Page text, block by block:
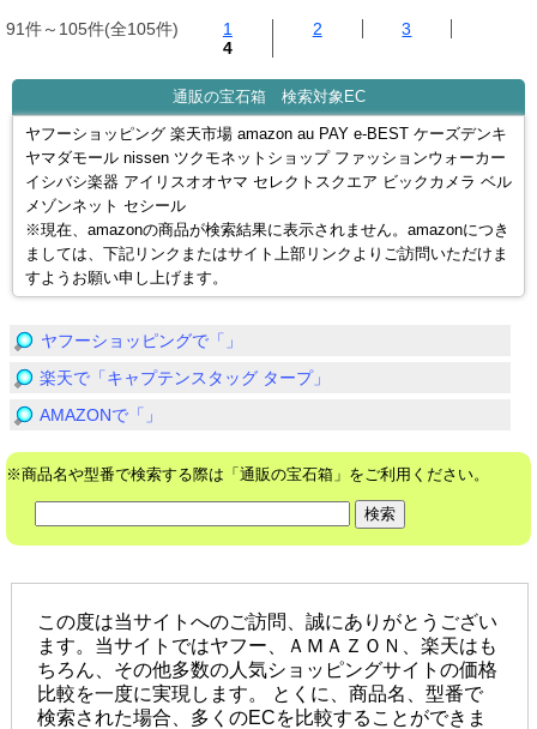
91件～105件(全105件) 1 2
3
4
通販の宝石箱 検索対象EC
ヤフーショッピング 楽天市場 amazon au PAY e-BEST ケーズデンキ
ヤマダモール nissen ツクモネットショップ ファッションウォーカー
イシバシ楽器 アイリスオオヤマ セレクトスクエア ビックカメラ ベル
メゾンネット セシール
※現在、amazonの商品が検索結果に表示されません。amazonにつき
ましては、下記リンクまたはサイト上部リンクよりご訪問いただけま
すようお願い申し上げます。
ヤフーショッピングで「」
楽天で「キャプテンスタッグ タープ」
AMAZONで「」
※商品名や型番で検索する際は「通販の宝石箱」をご利用ください。
この度は当サイトへのご訪問、誠にありがとうござい
ます。当サイトではヤフー、ＡＭＡＺＯＮ、楽天はも
ちろん、その他多数の人気ショッピングサイトの価格
比較を一度に実現します。 とくに、商品名、型番で
検索された場合、多くのECを比較することができま